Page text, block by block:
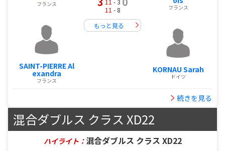
フランス
SAINT-PIERRE Al
exandra
フランス
11 - 3
11 - 8
もっと見る
フランス
KORNAU Sarah
ドイツ
続きを見る
混合ダブルス クラス XD22
ハイライト： 混合ダブルス クラス XD22